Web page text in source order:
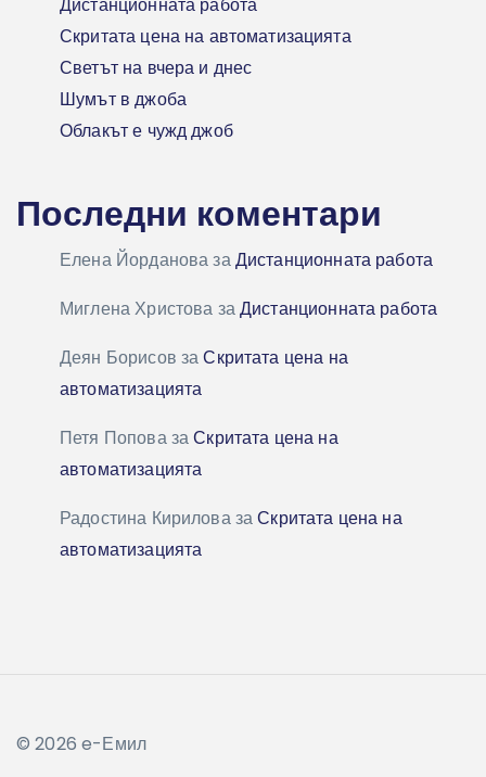
Дистанционната работа
Скритата цена на автоматизацията
Светът на вчера и днес
Шумът в джоба
Облакът е чужд джоб
Последни коментари
Елена ЙордановазаДистанционната работа
Миглена Христова заДистанционната работа
Деян Борисов заСкритата цена на
автоматизацията
Петя ПоповазаСкритата цена на
автоматизацията
Радостина КириловазаСкритата цена на
автоматизацията
© 2026 e-Емил